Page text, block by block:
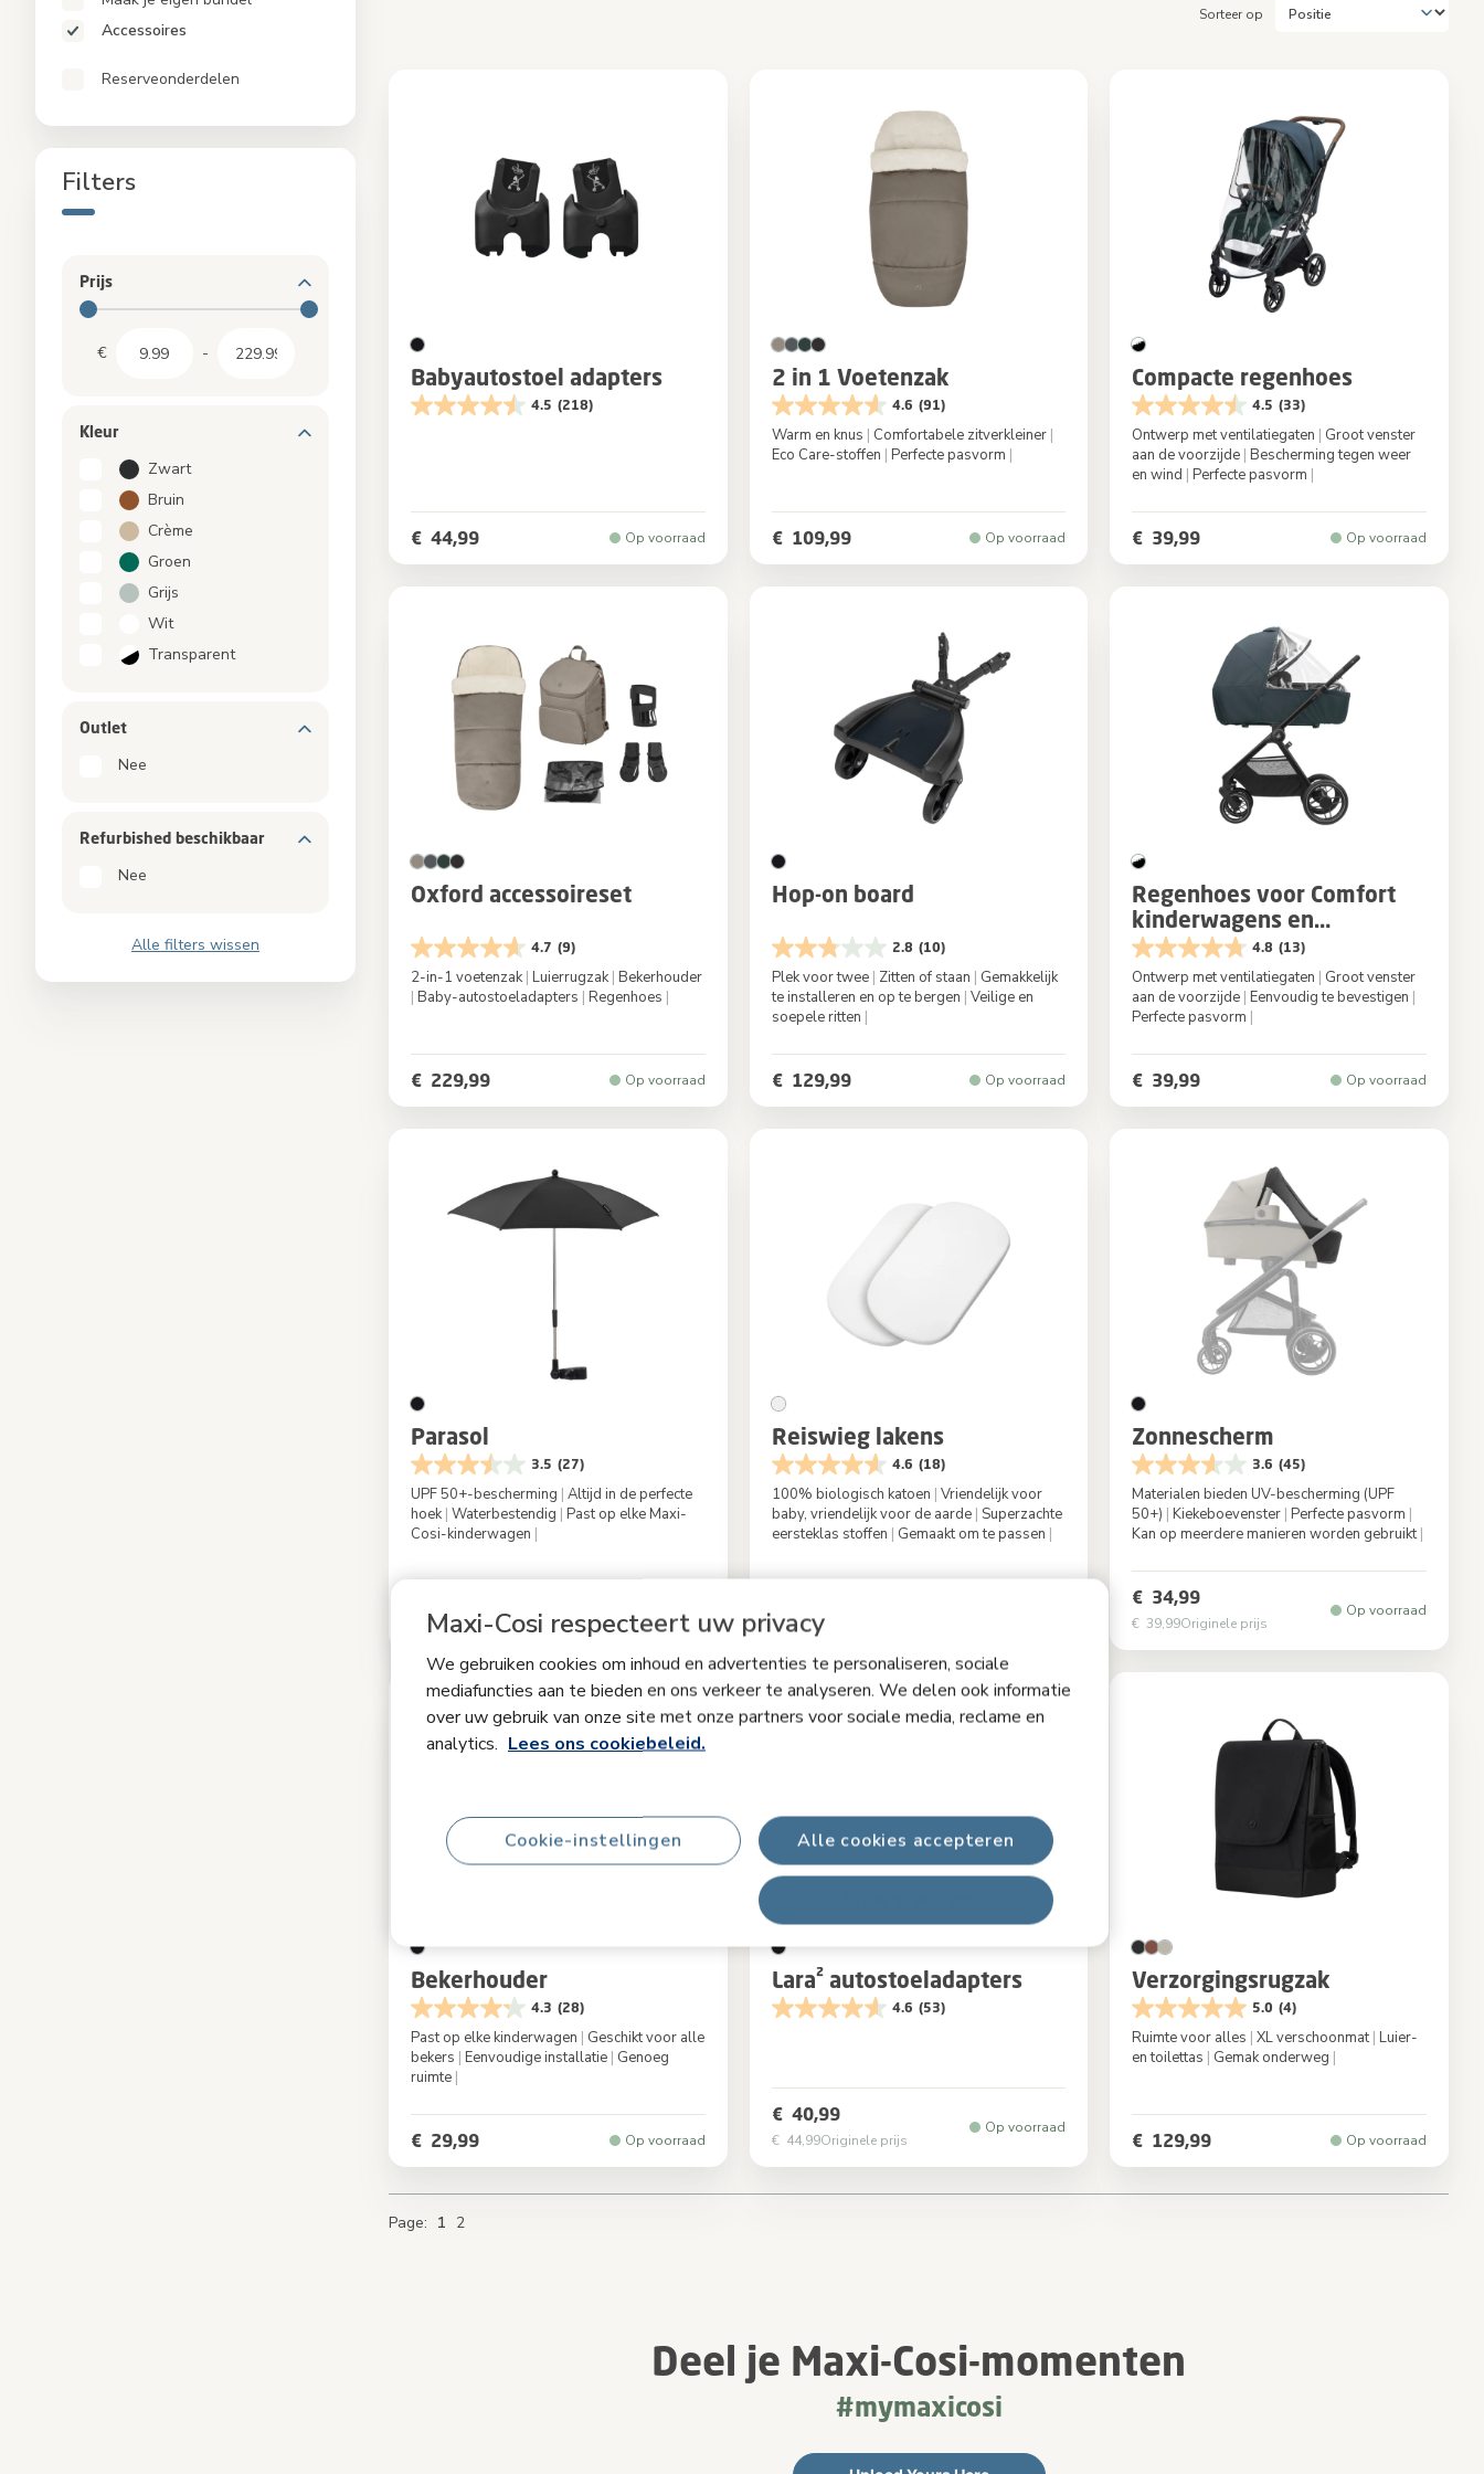
Maxi-Cosi respecteert uw privacy
We gebruiken cookies om inhoud en advertenties te personaliseren, sociale
mediafuncties aan te bieden en ons verkeer te analyseren. We delen ook informatie
over uw gebruik van onze site met onze partners voor sociale media, reclame en
analytics. Lees ons cookiebeleid.
Alle cookies accepteren
Cookie-instellingen
Babybadjes & Aankleedkussens
Reserveonderdelen
Accessoires
Sorteer op
Babyautostoel adapters
4.5 (218)
€ 44,99 Op voorraad
2 in 1 Voetenzak
4.6 (91)
Warm en knus | Comfortabele zitverkleiner |
Eco Care-stoffen | Perfecte pasvorm |
€ 109,99 Op voorraad
Compacte regenhoes
4.5 (33)
Ontwerp met ventilatiegaten | Groot venster
aan de voorzijde | Bescherming tegen weer
en wind | Perfecte pasvorm |
€ 39,99 Op voorraad
Oxford accessoireset
4.7 (9)
2-in-1 voetenzak| Luierrugzak| Bekerhouder
| Baby-autostoeladapters | Regenhoes |
€ 229,99 Op voorraad
Hop-on board
2.8 (10)
Plek voor twee | Zitten of staan | Gemakkelijk
te installeren en op te bergen | Veilige en
soepele ritten |
€ 129,99 Op voorraad
Regenhoes voor Comfort
kinderwagens en
reiswiegen 4.8 (13)
Ontwerp met ventilatiegaten | Groot venster
aan de voorzijde | Eenvoudig te bevestigen |
Perfecte pasvorm |
€ 39,99 Op voorraad
Parasol
3.5 (27)
UPF 50+-bescherming | Altijd in de perfecte
hoek| Waterbestendig | Past op elke Maxi-
Cosi-kinderwagen |
Kleur
€ 49,99 Op voorraad
Reiswieg lakens
4.6 (18)
100% biologisch katoen | Vriendelijk voor
baby, vriendelijk voor de aarde | Superzachte
eersteklas stoffen | Gemaakt om te passen |
€ 44,99
Zonnescherm
3.6 (45)
Materialen bieden UV-bescherming (UPF
50+) | Kiekeboevenster | Perfecte pasvorm |
Kan op meerdere manieren worden gebruikt |
€ 34,99
€ 39,99Originele prijs
Op voorraad
Bekerhouder
4.3 (28)
Past op elke kinderwagen | Geschikt voor alle
bekers | Eenvoudige installatie | Genoeg
ruimte |
€ 29,99 Op voorraad
Lara² autostoeladapters
4.6 (53)
€ 40,99
€ 44,99Originele prijs
Op voorraad
Verzorgingsrugzak
5.0 (4)
Ruimte voor alles | XL verschoonmat | Luier-
en toilettas | Gemak onderweg |
€ 129,99 Op voorraad
Page You're currently reading page
1 Page
2
Deel je Maxi-Cosi-momenten
#mymaxicosi
Accessoires
Reserveonderdelen
Filters
Prijs
€ -
Kleur
Zwart
Bruin
Crème
Groen
Grijs
Wit
Transparent
Outlet
Nee
Refurbished beschikbaar
Nee
Alle filters wissen